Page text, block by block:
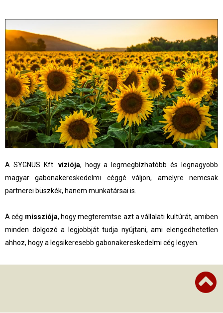
A SYGNUS Kft. víziója, hogy a legmegbízhatóbb és legnagyobb
magyargabonakereskedelmi céggé váljon, amelyre nemcsak
partnerei büszkék, hanem munkatársai is.
A cég missziója, hogy megteremtse azt a vállalati kultúrát, amiben
minden dolgozóa legjobbját tudja nyújtani, ami elengedhetetlen
ahhoz, hogy a legsikeresebb gabonakereskedelmi cég legyen.